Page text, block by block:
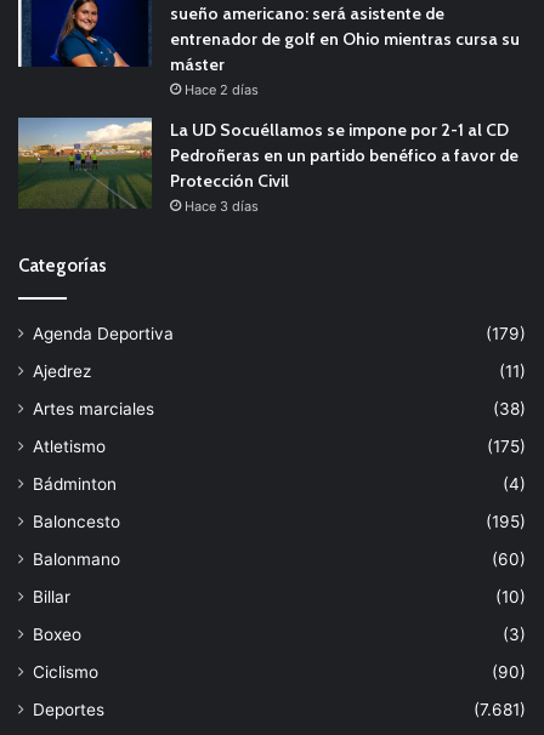
sueño americano: será asistente de
entrenador de golf en Ohio mientras cursa su
máster
Hace 2 días
La UD Socuéllamos se impone por 2-1 al CD
Pedroñeras en un partido benéfico a favor de
Protección Civil
Hace 3 días
Categorías
Agenda Deportiva
(179)
Ajedrez
(11)
Artes marciales
(38)
Atletismo
(175)
Bádminton
(4)
Baloncesto
(195)
Balonmano
(60)
Billar
(10)
Boxeo
(3)
Ciclismo
(90)
Deportes
(7.681)